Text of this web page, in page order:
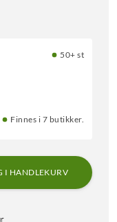
50+ st
Finnes i 7 butikker.
I HANDLEKURV